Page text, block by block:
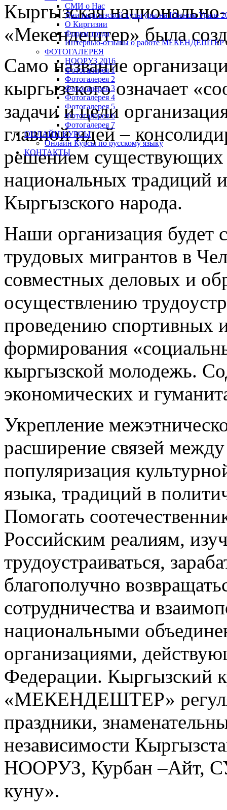
СМИ о Нас
Дни кыргызской культуры на Южном Урале
О Киргизии
Форум труда
Интервью-отзывы о работе МЕКЕНДЕШТЕР
ФОТОГАЛЕРЕЯ
НООРУЗ 2016
Фотогалерея 1
Фотогалерея 2
Фотогалерея 3
Фотогалерея 4
Фотогалерея 5
Фотогалерея 6
Фотогалерея 7
ОНЛАЙН КУРСЫ
Онлайн Курсы по русскому языку
КОНТАКТЫ
Кыргызская
«Мекендештер» была
Само название
кыргызского означает
задачи и цели
главной идей –
решением существующих
национальных традиций
Кыргызского народа.
Наши организация будет
трудовых мигрантов в
совместных деловых и
осуществлению
проведению спортивных
формирования
кыргызской молодежь.
экономических и
Укрепление
расширение связей
популяризация
языка, традиций в
Помогать
Российским реалиям,
трудоустраиваться,
благополучно
сотрудничества и
национальными
организациями,
Федерации. Кыргызский
«МЕКЕНДЕШТЕР»
праздники,
независимости
НООРУЗ, Курбан –Айт,
куну».